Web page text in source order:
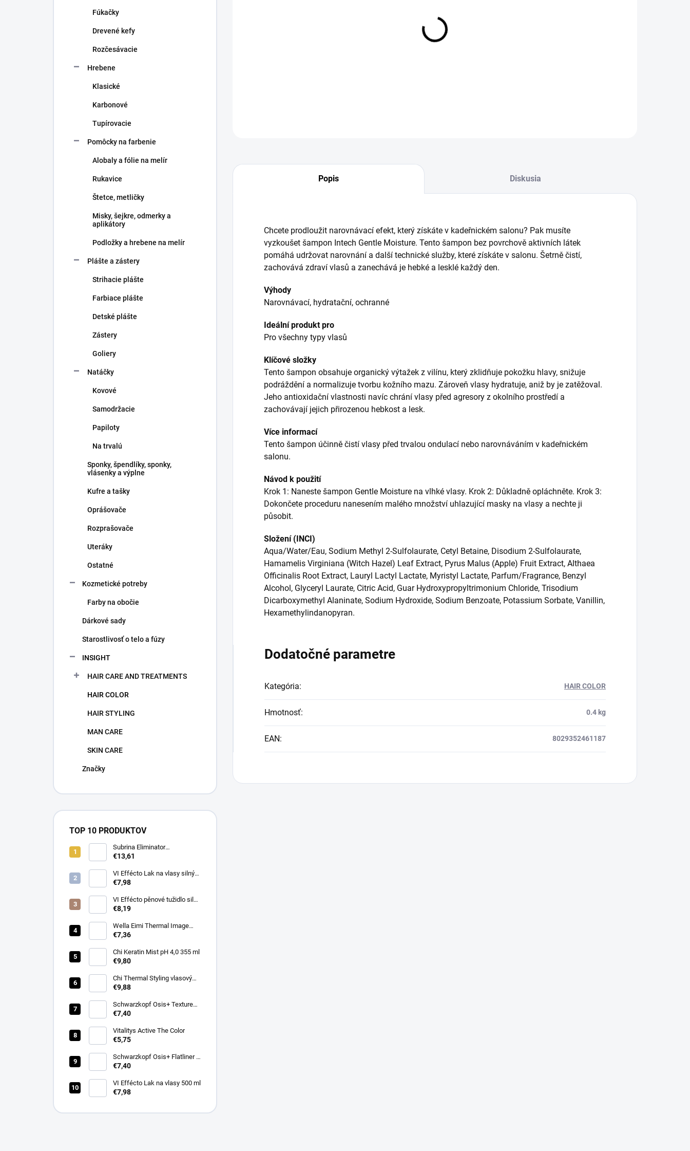
Fúkačky
Drevené kefy
Rozčesávacie
Hrebene
Klasické
Karbonové
Tupírovacie
Pomôcky na farbenie
Alobaly a fólie na melír
Rukavice
Štetce, metličky
Misky, šejkre, odmerky a
aplikátory
Podložky a hrebene na melír
Plášte a zástery
Strihacie plášte
Farbiace plášte
Detské plášte
Zástery
Goliery
Natáčky
Kovové
Samodržacie
Papiloty
Na trvalú
Sponky, špendlíky, sponky,
vlásenky a výplne
Kufre a tašky
Oprášovače
Rozprašovače
Uteráky
Ostatné
Kozmetické potreby
Farby na obočie
Dárkové sady
Starostlivosť o telo a fúzy
INSIGHT
HAIR CARE AND TREATMENTS
HAIR COLOR
HAIR STYLING
MAN CARE
SKIN CARE
Značky
TOP 10 PRODUKTOV
Subrina Eliminator
odstraňovač barvy 2 x 100 ml
€13,61
VI Effécto Lak na vlasy silný
500 ml
€7,98
VI Effécto pěnové tužidlo silné
250 ml
€8,19
Wella Eimi Thermal Image
150 ml
€7,36
Chi Keratin Mist pH 4,0 355 ml
€9,80
Chi Thermal Styling vlasový
sprej pro lesk Shine Infusion
€9,88
Schwarzkopf Osis+ Texture
Thrill stylingová vláknitá guma
€7,40
Vitalitys Active The Color
€5,75
Schwarzkopf Osis+ Flatliner –
silně fixační sérum pro žehlení
€7,40
VI Effécto Lak na vlasy 500 ml
€7,98
Popis Diskusia
Chcete prodloužit narovnávací efekt, který získáte v kadeřnickém salonu? Pak musíte
vyzkoušet šampon Intech Gentle Moisture. Tento šampon bez povrchově aktivních látek
pomáhá udržovat narovnání a další technické služby, které získáte v salonu. Šetrně čistí,
zachovává zdraví vlasů a zanechává je hebké a lesklé každý den.
Výhody
Narovnávací, hydratační, ochranné
Ideální produkt pro
Pro všechny typy vlasů
Klíčové složky
Tento šampon obsahuje organický výtažek z vilínu, který zklidňuje pokožku hlavy, snižuje
podráždění a normalizuje tvorbu kožního mazu. Zároveň vlasy hydratuje, aniž by je zatěžoval.
Jeho antioxidační vlastnosti navíc chrání vlasy před agresory z okolního prostředí a
zachovávají jejich přirozenou hebkost a lesk.
Více informací
Tento šampon účinně čistí vlasy před trvalou ondulací nebo narovnáváním v kadeřnickém
salonu.
Návod k použití
Krok 1: Naneste šampon Gentle Moisture na vlhké vlasy. Krok 2: Důkladně opláchněte. Krok 3:
Dokončete proceduru nanesením malého množství uhlazující masky na vlasy a nechte ji
působit.
Složení (INCI)
Aqua/Water/Eau, Sodium Methyl 2-Sulfolaurate, Cetyl Betaine, Disodium 2-Sulfolaurate,
Hamamelis Virginiana (Witch Hazel) Leaf Extract, Pyrus Malus (Apple) Fruit Extract, Althaea
Officinalis Root Extract, Lauryl Lactyl Lactate, Myristyl Lactate, Parfum/Fragrance, Benzyl
Alcohol, Glyceryl Laurate, Citric Acid, Guar Hydroxypropyltrimonium Chloride, Trisodium
Dicarboxymethyl Alaninate, Sodium Hydroxide, Sodium Benzoate, Potassium Sorbate, Vanillin,
Hexamethylindanopyran.
Dodatočné parametre
Kategória: HAIR COLOR
Hmotnosť: 0.4 kg
EAN: 8029352461187